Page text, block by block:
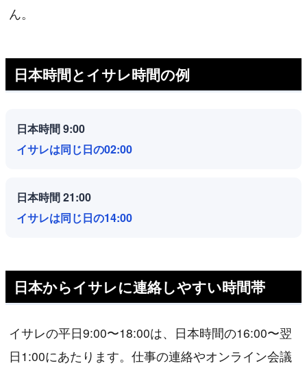
ん。
日本時間とイサレ時間の例
日本時間 9:00
イサレは同じ日の02:00
日本時間 21:00
イサレは同じ日の14:00
日本からイサレに連絡しやすい時間帯
イサレの平日9:00〜18:00は、日本時間の16:00〜翌
日1:00にあたります。仕事の連絡やオンライン会議